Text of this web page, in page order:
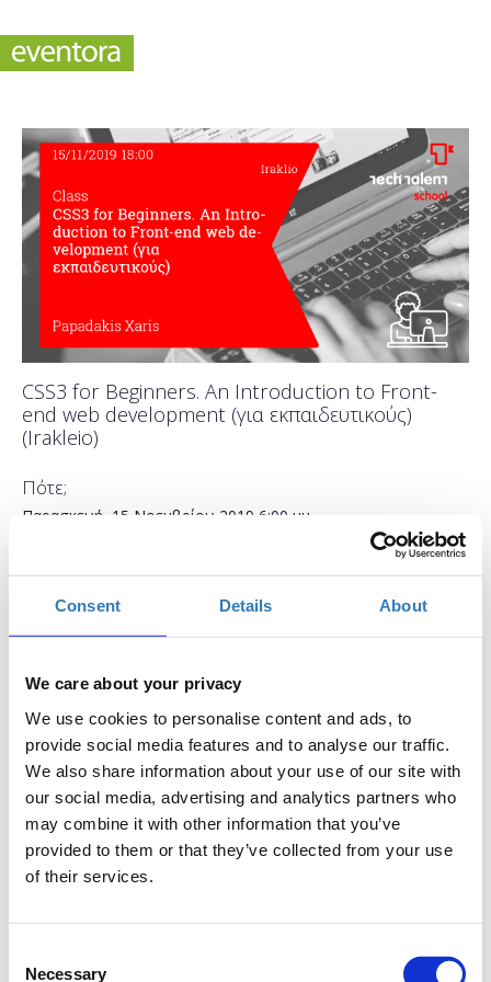
Consent Details About
We care about your privacy
We use cookies to personalise content and ads, to
provide social media features and to analyse our traffic.
We also share information about your use of our site with
our social media, advertising and analytics partners who
may combine it with other information that you’ve
provided to them or that they’ve collected from your use
of their services.
Selection
Necessary
CSS3 for Beginners. An Introduction to Front-
end web development (για εκπαιδευτικούς)
(Irakleio)
Πότε;
Παρασκευή, 15 Νοεμβρίου 2019 6:00 μμ
H2B HUB, Ηράκλειο
Συμμετοχή Η περίοδος εγγραφών έχει λήξει.
Το σεμινάριο απευθύνεται σε εκπαιδευτικούς Α/θμιας και
επιθυμούν να εξοικειωθούν και να μάθουν πώς τα
εμφανιστεί στον browser του χρήστη μιας εκπαιδευτικής